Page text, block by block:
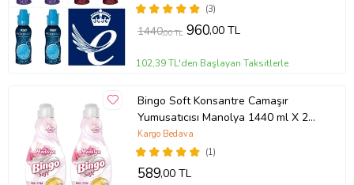
(3)
1440,00 TL 960,00 TL
102,39 TL'den Başlayan Taksitlerle
Bingo Soft Konsantre Camaşır
Yumusatıcısı Manolya 1440 ml X 2
Adet
(1)
Kargo Bedava
589,00 TL